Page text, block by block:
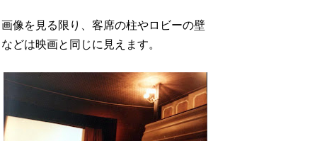
画像を見る限り、客席の柱やロビーの壁
などは映画と同じに見えます。